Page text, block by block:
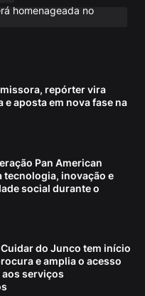
homenageada no
repórter vira
e aposta em nova fase na
Pan American
tecnologia, inovação e
social durante o
do Junco tem início
e amplia o acesso
serviços